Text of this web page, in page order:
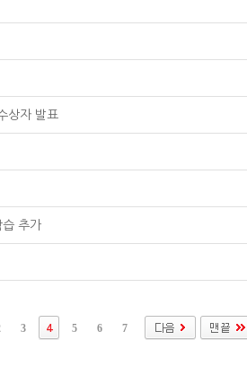
상자 발표
추가
3 4 5 6 7